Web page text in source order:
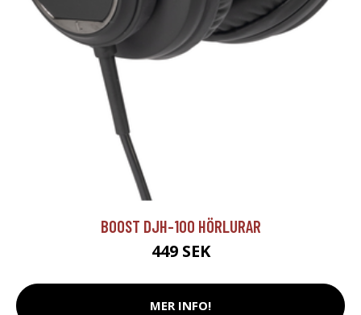
BOOST DJH-100 HÖRLURAR
449 SEK
MER INFO!